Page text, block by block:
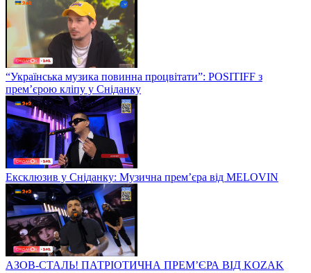
“Українська музика повинна процвітати”: POSITIFF з
прем’єрою кліпу у Сніданку
Ексклюзив у Сніданку: Музична прем’єра від MELOVIN
АЗОВ-СТАЛЬ! ПАТРІОТИЧНА ПРЕМ’ЄРА ВІД KOZAK